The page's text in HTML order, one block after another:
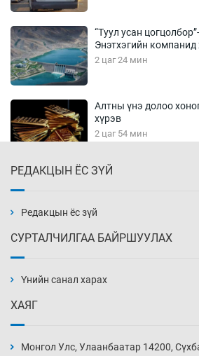
“Туул усан
Энэтхэгийн
2 цаг 24 мин
Алтны үнэ долоо
хүрэв
2 цаг 54 мин
3 цаг 24 мин
3 цаг 54 мин
РЕДАКЦЫН ЁС ЗҮЙ
Редакцын ёс зүй
СУРТАЛЧИЛГАА БАЙРШУУЛАХ
Үнийн санал харах
ХАЯГ
Монгол Улс, Улаанбаатар 14200,